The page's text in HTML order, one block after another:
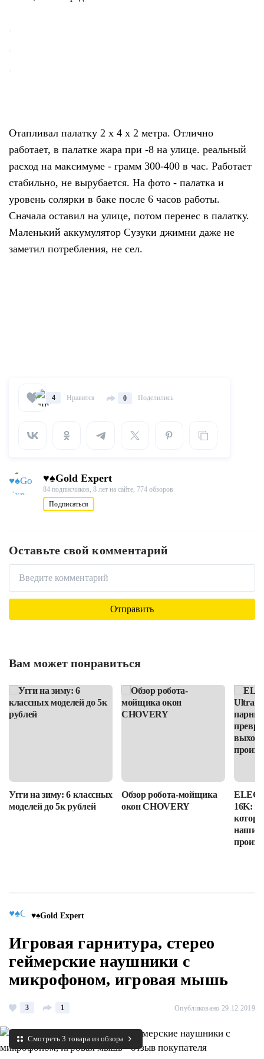
Отапливал палатку 2 x 4 x 2 метра. Отлично
работает, в палатке жара при -8 на улице. реальный
расход на максимуме - грамм 300-400 в час. Работает
стабильно, не вырубается. На фото - палатка и
уровень солярки в баке после 6 часов работы.
Сначала оставил на улице, потом перенес в палатку.
Маленький аккумулятор Сузуки джимни даже не
заметил потребления, не сел.
4 Нравится 0 Поделились
♥♠Gold Expert
84 подписчиков, 8 лет на сайте, 774 обзоров
Подписаться
Оставьте свой комментарий
Вам может понравиться
Угги на зиму: 6 классных
моделей до 5к рублей
Обзор робота-мойщика
окон CHOVERY
16K:
наши
♥♠Gold Expert
Игровая гарнитура, стерео
геймерские наушники с
микрофоном, игровая мышь
3 1 Опубликовано 29.12.2019
Смотреть 3 товара из обзора